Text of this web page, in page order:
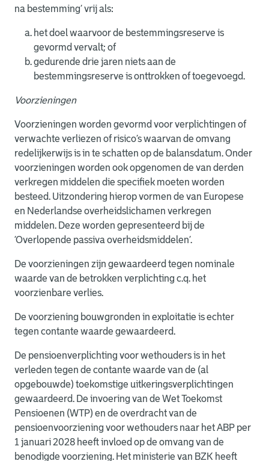
na bestemming’ vrij als:
het doel waarvoor de bestemmingsreserve is
gevormd vervalt; of
gedurende drie jaren niets aan de
bestemmingsreserve is onttrokken of toegevoegd.
Voorzieningen
Voorzieningen worden gevormd voor verplichtingen of
verwachte verliezen of risico’s waarvan de omvang
redelijkerwijs is in te schatten op de balansdatum. Onder
voorzieningen worden ook opgenomen de van derden
verkregen middelen die specifiek moeten worden
besteed. Uitzondering hierop vormen de van Europese
en Nederlandse overheidslichamen verkregen
middelen. Deze worden gepresenteerd bij de
‘Overlopende passiva overheidsmiddelen’.
De voorzieningen zijn gewaardeerd tegen nominale
waarde van de betrokken verplichting c.q. het
voorzienbare verlies.
De voorziening bouwgronden in exploitatie is echter
tegen contante waarde gewaardeerd.
De pensioenverplichting voor wethouders is in het
verleden tegen de contante waarde van de (al
opgebouwde) toekomstige uitkeringsverplichtingen
gewaardeerd. De invoering van de Wet Toekomst
Pensioenen (WTP) en de overdracht van de
pensioenvoorziening voor wethouders naar het ABP per
1 januari 2028 heeft invloed op de omvang van de
benodigde voorziening. Het ministerie van BZK heeft